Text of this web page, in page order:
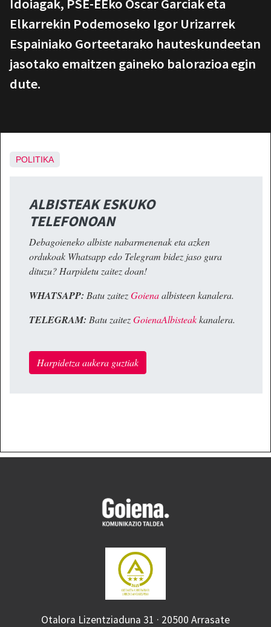
Idoiagak, PSE-EEko Oscar Garciak eta
Elkarrekin Podemoseko Igor Urizarrek
Espainiako Gorteetarako hauteskundeetan
jasotako emaitzen gaineko balorazioa egin
dute.
POLITIKA
ALBISTEAK ESKUKO
TELEFONOAN
Debagoieneko albiste nabarmenenak eta azken
ordukoak Whatsapp edo Telegram bidez jaso gura
dituzu? Harpidetu zaitez doan!
WHATSAPP: Batu zaitezGoienaalbisteen kanalera.
TELEGRAM: Batu zaitezGoienaAlbisteakkanalera.
Harpidetza aukera guztiak
Otalora Lizentziaduna 31 · 20500 Arrasate